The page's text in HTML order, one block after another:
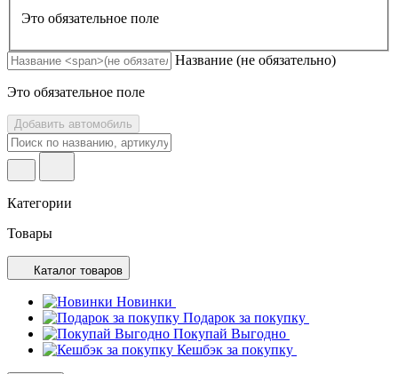
Это обязательное поле
Название (не обязательно)
Это обязательное поле
Добавить автомобиль
Категории
Товары
Каталог товаров
Новинки
Подарок за покупку
Покупай Выгодно
Кешбэк за покупку